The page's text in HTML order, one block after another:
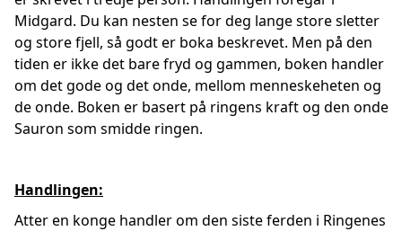
Midgard. Du kan nesten se for deg lange store sletter
og store fjell, så godt er boka beskrevet. Men på den
tiden er ikke det bare fryd og gammen, boken handler
om det gode og det onde, mellom menneskeheten og
de onde. Boken er basert på ringens kraft og den onde
Sauron som smidde ringen.
Handlingen:
Atter en konge handler om den siste ferden i Ringenes